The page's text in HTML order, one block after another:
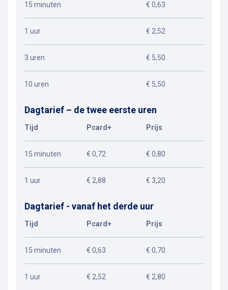
15 minuten € 0,63
1 uur € 2,52
3 uren € 5,50
10 uren € 5,50
Dagtarief – de twee eerste uren
Tijd Pcard+ Prijs
15 minuten € 0,72 € 0,80
1 uur € 2,88 € 3,20
Dagtarief - vanaf het derde uur
Tijd Pcard+ Prijs
15 minuten € 0,63 € 0,70
1 uur € 2,52 € 2,80